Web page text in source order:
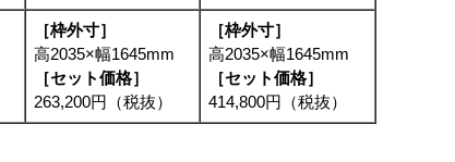
［枠外寸］
高2035×幅1645mm
［セット価格］
263,200円（税抜）
［枠外寸］
高2035×幅1645mm
［セット価格］
414,800円（税抜）